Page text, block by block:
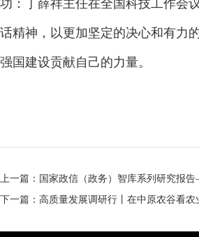
功：丁薛祥主任在全国科技工作会
话精神，以更加坚定的决心和有力
强国建设贡献自己的力量。
上一篇：国家政信（政务）智库系列研究报
下一篇：高质量发展调研行丨在中原农谷看农